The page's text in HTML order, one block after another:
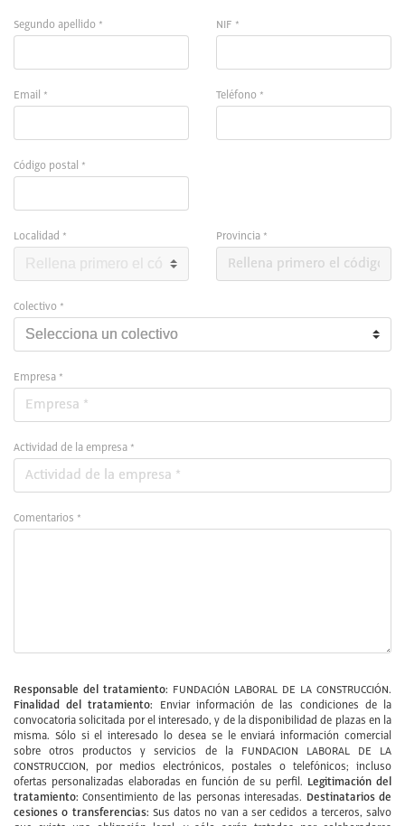
Segundo apellido * NIF *
Email * Teléfono *
Código postal *
Localidad * Provincia *
Colectivo *
Empresa *
Actividad de la empresa *
Comentarios *
Responsable del tratamiento: FUNDACIÓN LABORAL DE LA CONSTRUCCIÓN.
Finalidad del tratamiento:
Enviar información de las condiciones de la
convocatoria solicitada por el interesado, y de la disponibilidad de plazas en la
misma. Sólo si el interesado lo desea se le enviará información comercial
sobre otros productos y servicios de la FUNDACION LABORAL DE LA
CONSTRUCCION, por medios electrónicos, postales o telefónicos; incluso
ofertas personalizadas elaboradas en función de su perfil. Legitimación del
tratamiento: Consentimiento de las personas interesadas. Destinatarios de
cesiones o transferencias: Sus datos no van a ser cedidos a terceros, salvo